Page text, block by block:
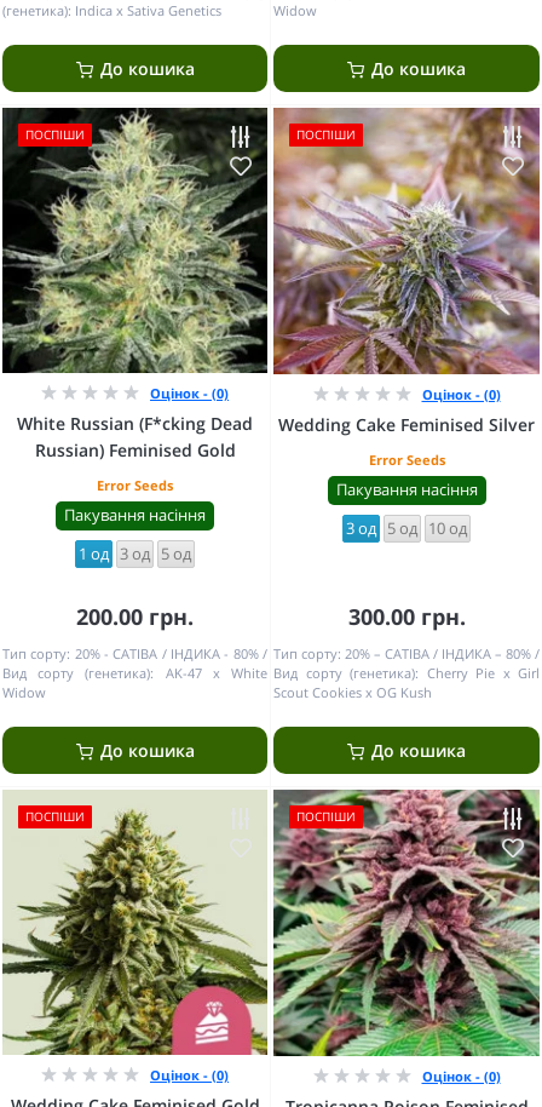
(генетика): Indica x Sativa Genetics
До кошика
Widow
До кошика
ПОСПІШИ
Оцінок - (0)
White Russian (F*cking Dead
Russian) Feminised Gold
Error Seeds
Пакування насіння
1 од 3 од 5 од
200.00 грн.
Тип сорту: 20% - САТІВА / ІНДИКА - 80%
Вид сорту (генетика):
AK-47 x White
Widow
До кошика
ПОСПІШИ
Оцінок - (0)
Wedding Cake Feminised Silver
Error Seeds
Пакування насіння
3 од 5 од 10 од
300.00 грн.
Тип сорту: 20% – САТІВА / ІНДИКА – 80%
Вид сорту (генетика): Сherry Pie x Girl
Scout Cookies x OG Kush
До кошика
ПОСПІШИ
Оцінок - (0)
ПОСПІШИ
Оцінок - (0)